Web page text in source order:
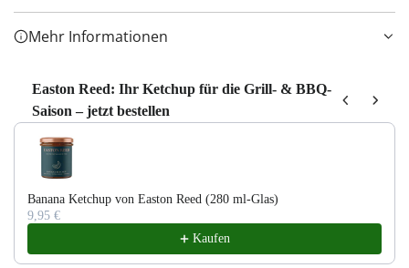
Mehr Informationen
Easton Reed: Ihr Ketchup für die Grill- & BBQ-
Saison – jetzt bestellen
Use the Previous and Next buttons to navigate through product
Banana Ketchup von Easton Reed (280 ml-Glas)
9,95 €
Kaufen